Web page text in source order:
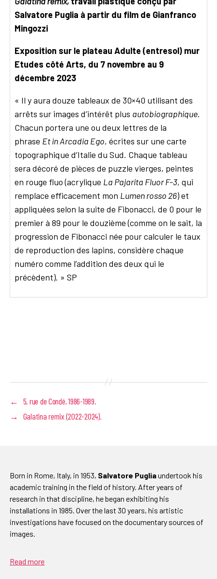
Salvatore Puglia à partir du film de Gianfranco
Mingozzi
Exposition sur le plateau Adulte (entresol) mur
Etudes côté Arts, du 7 novembre au 9
décembre 2023
« Il y aura douze tableaux de 30×40 utilisant des
arrêts sur images d’intérêt plus autobiographique.
Chacun portera une ou deux lettres de la
phrase Et in Arcadia Ego, écrites sur une carte
topographique d’Italie du Sud. Chaque tableau
sera décoré de pièces de puzzle vierges, peintes
en rouge fluo (acrylique La Pajarita Fluor F-3, qui
remplace efficacement mon Lumen rosso 26) et
appliquées selon la suite de Fibonacci, de 0 pour le
premier à 89 pour le douzième (comme on le sait, la
progression de Fibonacci née pour calculer le taux
de reproduction des lapins, considère chaque
numéro comme l’addition des deux qui le
précèdent). » SP
← 5, rue de Condé, 1986-1989.
→ Galatina remix (2022-2024).
Born in Rome, Italy, in 1953, Salvatore Pugliaundertook his
academic training in the field of history. After years of
research in that discipline, he began exhibiting his
installations in 1985. Over the last 30 years, his artistic
investigations have focused on the documentary sources of
images.
Read more